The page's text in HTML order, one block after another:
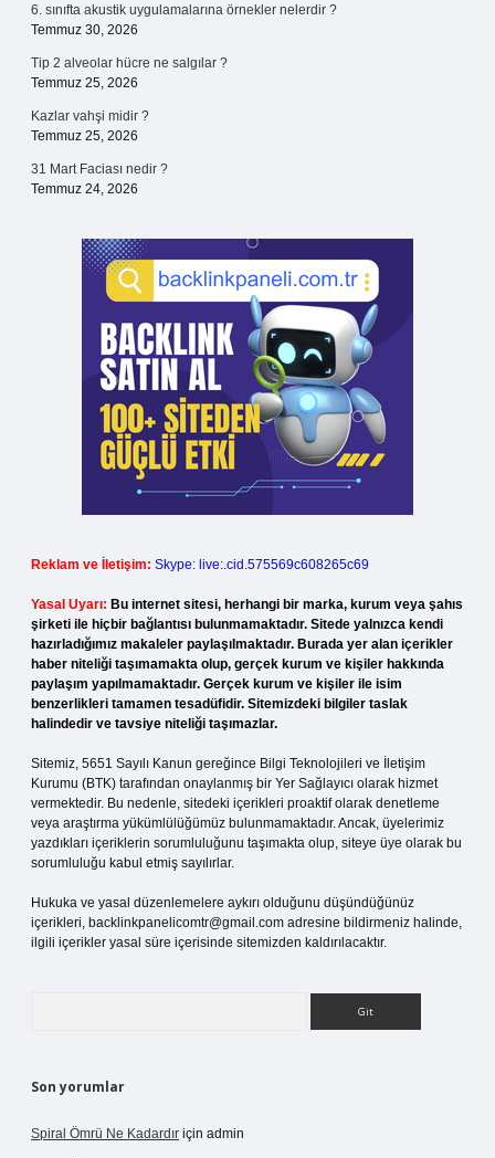
6. sınıfta akustik uygulamalarına örnekler nelerdir ?
Temmuz 30, 2026
Tip 2 alveolar hücre ne salgılar ?
Temmuz 25, 2026
Kazlar vahşi midir ?
Temmuz 25, 2026
31 Mart Faciası nedir ?
Temmuz 24, 2026
Reklam ve İletişim: Skype: live:.cid.575569c608265c69
Yasal Uyarı: Bu internet sitesi, herhangi bir marka, kurum veya şahıs
şirketi ile hiçbir bağlantısı bulunmamaktadır. Sitede yalnızca kendi
hazırladığımız makaleler paylaşılmaktadır. Burada yer alan içerikler
haber niteliği taşımamakta olup, gerçek kurum ve kişiler hakkında
paylaşım yapılmamaktadır. Gerçek kurum ve kişiler ile isim
benzerlikleri tamamen tesadüfidir. Sitemizdeki bilgiler taslak
halindedir ve tavsiye niteliği taşımazlar.
Sitemiz, 5651 Sayılı Kanun gereğince Bilgi Teknolojileri ve İletişim
Kurumu (BTK) tarafından onaylanmış bir Yer Sağlayıcı olarak hizmet
vermektedir. Bu nedenle, sitedeki içerikleri proaktif olarak denetleme
veya araştırma yükümlülüğümüz bulunmamaktadır. Ancak, üyelerimiz
yazdıkları içeriklerin sorumluluğunu taşımakta olup, siteye üye olarak bu
sorumluluğu kabul etmiş sayılırlar.
Hukuka ve yasal düzenlemelere aykırı olduğunu düşündüğünüz
içerikleri, backlinkpanelicomtr@gmail.com adresine bildirmeniz halinde,
ilgili içerikler yasal süre içerisinde sitemizden kaldırılacaktır.
Son yorumlar
Spiral Ömrü Ne Kadardır için admin